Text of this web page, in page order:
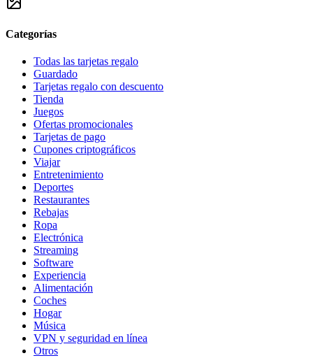
Categorías
Todas las tarjetas regalo
Guardado
Tarjetas regalo con descuento
Tienda
Juegos
Ofertas promocionales
Tarjetas de pago
Cupones criptográficos
Viajar
Entretenimiento
Deportes
Restaurantes
Rebajas
Ropa
Electrónica
Streaming
Software
Experiencia
Alimentación
Coches
Hogar
Música
VPN y seguridad en línea
Otros